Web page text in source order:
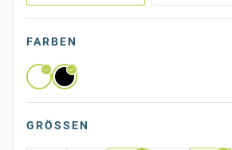
FARBEN
GRÖSSEN